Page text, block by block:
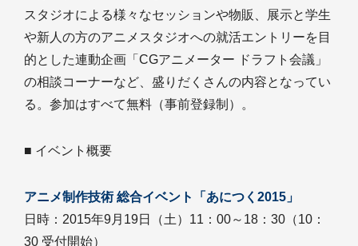
スタジオによる様々なセッションや物販、展示と学生
や新人の方のアニメスタジオへの就活エントリーを目
的とした連動企画「CGアニメーター ドラフト会議」
の相談コーナーなど、盛りだくさんの内容となってい
る。参加はすべて無料（事前登録制）。
■ イベント概要
アニメ制作技術 総合イベント「あにつく2015」
日時：2015年9月19日（土）11：00～18：30（10：
30 受付開始）